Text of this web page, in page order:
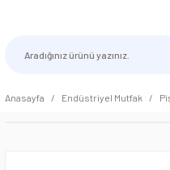
Anasayfa Endüstriyel Mutfak